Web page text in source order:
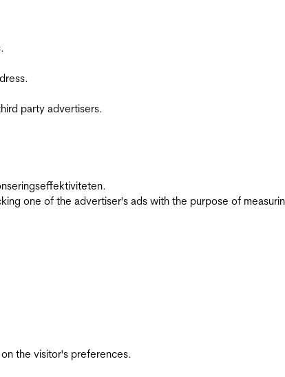
party advertisers.
one of the advertiser's ads with the purpose of
the visitor's preferences.